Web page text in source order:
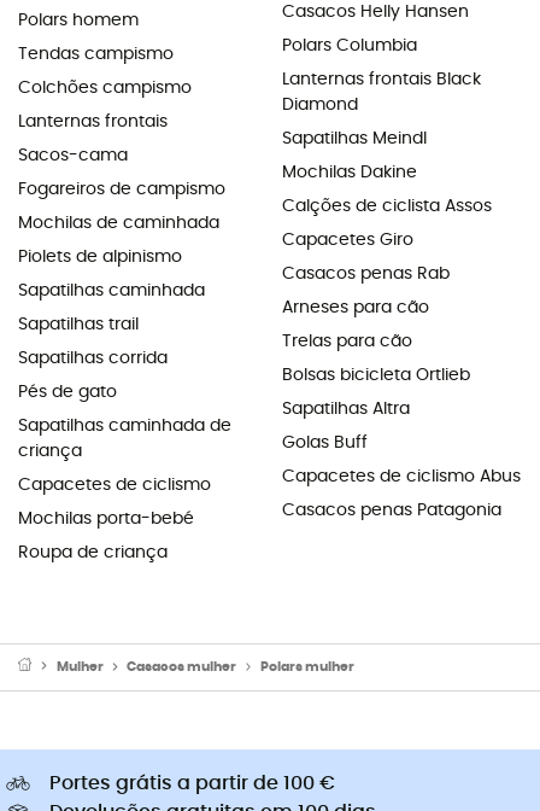
Polars homem
Tendas campismo
Colchões campismo
Lanternas frontais
Sacos-cama
Fogareiros de campismo
Mochilas de caminhada
Piolets de alpinismo
Sapatilhas caminhada
Sapatilhas trail
Sapatilhas corrida
Pés de gato
Sapatilhas caminhada de
criança
Capacetes de ciclismo
Mochilas porta-bebé
Roupa de criança
Casacos Helly Hansen
Polars Columbia
Lanternas frontais Black
Diamond
Sapatilhas Meindl
Mochilas Dakine
Calções de ciclista Assos
Capacetes Giro
Casacos penas Rab
Arneses para cão
Trelas para cão
Bolsas bicicleta Ortlieb
Sapatilhas Altra
Golas Buff
Capacetes de ciclismo Abus
Casacos penas Patagonia
Mulher Casacos mulher Polars mulher
Portes grátis a partir de 100 €